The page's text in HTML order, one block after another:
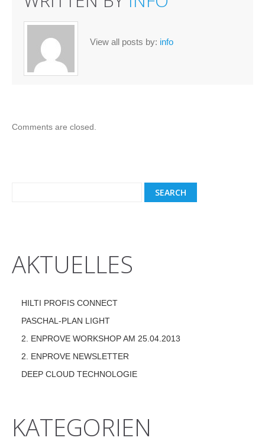
View all posts by: info
Comments are closed.
AKTUELLES
HILTI PROFIS CONNECT
PASCHAL-PLAN LIGHT
2. ENPROVE WORKSHOP AM 25.04.2013
2. ENPROVE NEWSLETTER
DEEP CLOUD TECHNOLOGIE
KATEGORIEN